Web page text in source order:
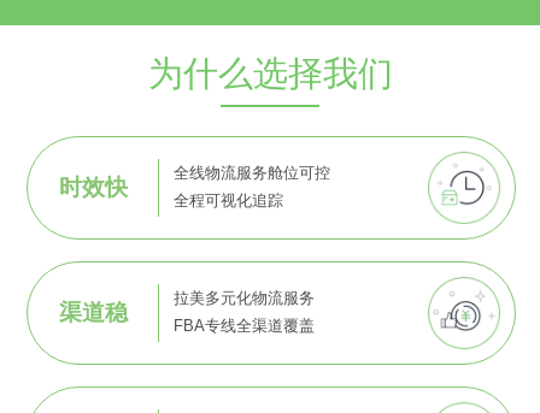
为什么选择我们
时效快
全线物流服务舱位可控
全程可视化追踪
渠道稳
拉美多元化物流服务
FBA专线全渠道覆盖